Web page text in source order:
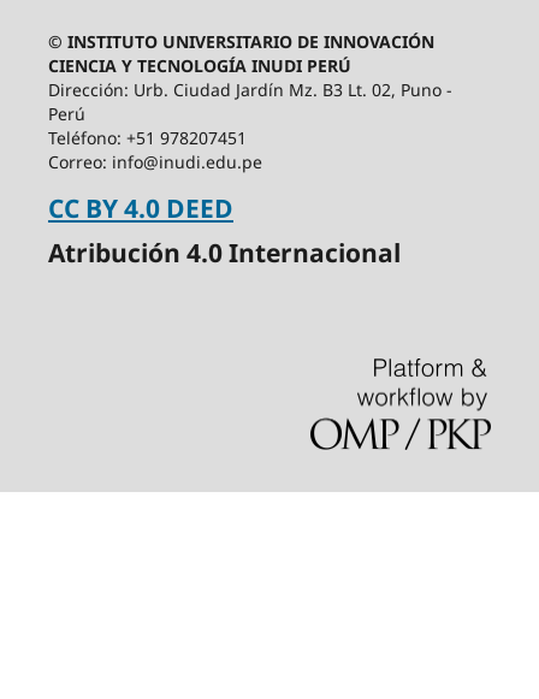
© INSTITUTO UNIVERSITARIO DE INNOVACIÓN
CIENCIA Y TECNOLOGÍA INUDI PERÚ
Dirección: Urb. Ciudad Jardín Mz. B3 Lt. 02, Puno -
Perú
Teléfono: +51 978207451
Correo: info@inudi.edu.pe
CC BY 4.0 DEED
Atribución 4.0 Internacional